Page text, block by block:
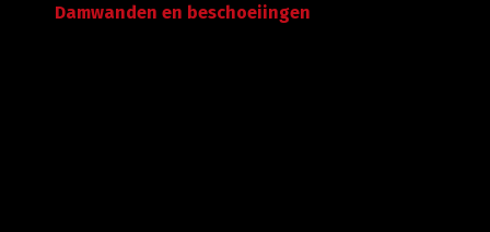
Damwanden en beschoeiingen